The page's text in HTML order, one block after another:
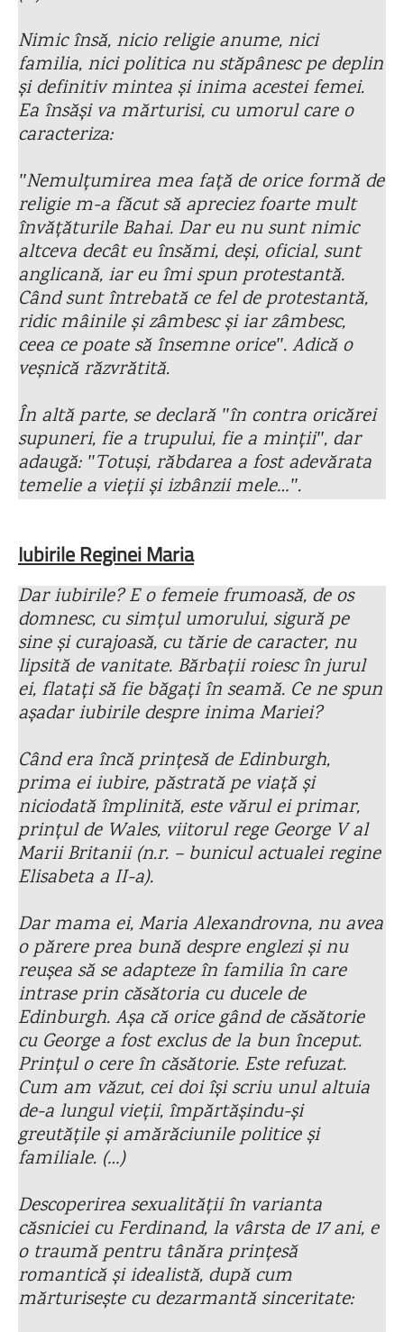
Nimic însă, nicio religie anume, nici
familia, nici politica nu stăpânesc pe deplin
și definitiv mintea și inima acestei femei.
Ea însăși va mărturisi, cu umorul care o
caracteriza:
ʺNemulțumirea mea față de orice formă de
religie m-a făcut să apreciez foarte mult
învățăturile Bahai. Dar eu nu sunt nimic
altceva decât eu însămi, deși, oficial, sunt
anglicană, iar eu îmi spun protestantă.
Când sunt întrebată ce fel de protestantă,
ridic mâinile și zâmbesc și iar zâmbesc,
ceea ce poate să însemne oriceʺ. Adică o
veșnică răzvrătită.
În altă parte, se declară ʺîn contra oricărei
supuneri, fie a trupului, fie a mințiiʺ, dar
adaugă: ʺTotuși, răbdarea a fost adevărata
temelie a vieții și izbânzii mele…ʺ.
Iubirile Reginei Maria
Dar iubirile? E o femeie frumoasă, de os
domnesc, cu simțul umorului, sigură pe
sine și curajoasă, cu tărie de caracter, nu
lipsită de vanitate. Bărbații roiesc în jurul
ei, flatați să fie băgați în seamă. Ce ne spun
așadar iubirile despre inima Mariei?
Când era încă prințesă de Edinburgh,
prima ei iubire, păstrată pe viață și
niciodată împlinită, este vărul ei primar,
prințul de Wales, viitorul rege George V al
Marii Britanii (n.r. – bunicul actualei regine
Elisabeta a II-a).
Dar mama ei, Maria Alexandrovna, nu avea
o părere prea bună despre englezi și nu
reușea să se adapteze în familia în care
intrase prin căsătoria cu ducele de
Edinburgh. Așa că orice gând de căsătorie
cu George a fost exclus de la bun început.
Prințul o cere în căsătorie. Este refuzat.
Cum am văzut, cei doi își scriu unul altuia
de-a lungul vieții, împărtășindu-și
greutățile și amărăciunile politice și
familiale. (…)
Descoperirea sexualității în varianta
căsniciei cu Ferdinand, la vârsta de 17 ani, e
o traumă pentru tânăra prințesă
romantică și idealistă, după cum
mărturisește cu dezarmantă sinceritate: